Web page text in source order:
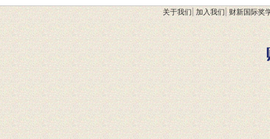
关于我们 加入我们 | 财新国际奖